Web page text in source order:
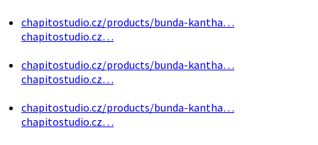
chapitostudio.cz/products/bunda-kantha…
chapitostudio.cz…
chapitostudio.cz/products/bunda-kantha…
chapitostudio.cz…
chapitostudio.cz/products/bunda-kantha…
chapitostudio.cz…